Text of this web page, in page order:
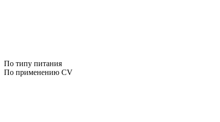
По типу питания
По применению CV